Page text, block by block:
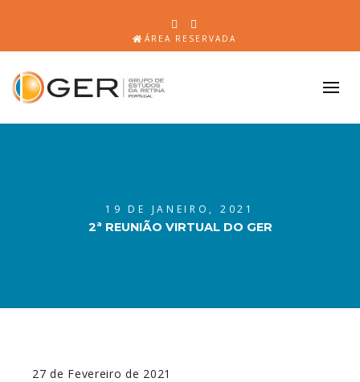
ÁREA RESERVADA
19 DE JANEIRO, 2021
2ª REUNIÃO VIRTUAL DO GER
27 de Fevereiro de 2021